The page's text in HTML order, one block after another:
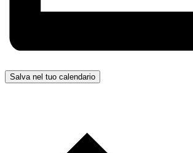
Salva nel tuo calendario